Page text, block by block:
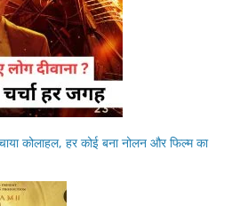
कोलाहल, हर कोई बना नोलन और फिल्म का